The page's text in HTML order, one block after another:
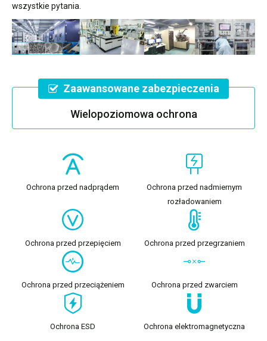
wszystkie pytania.
Zaawansowane zabezpieczenia
Wielopoziomowa ochrona
Ochrona przed nadprądem
Ochrona przed nadmiernym
rozładowaniem
Ochrona przed przepięciem Ochrona przed przegrzaniem
Ochrona przed przeciążeniem Ochrona przed zwarciem
Ochrona ESD Ochrona elektromagnetyczna